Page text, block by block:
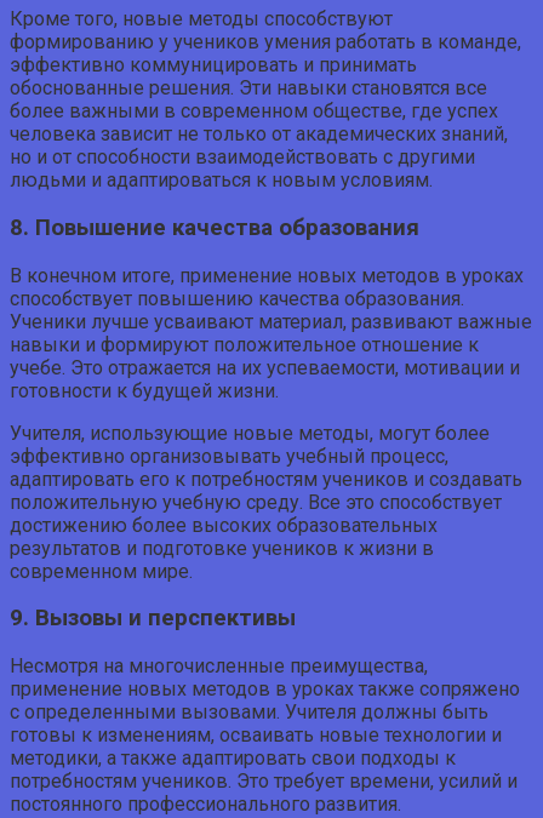
Кроме того, новые методы способствуют
формированию у учеников умения работать в команде,
эффективно коммуницировать и принимать
обоснованные решения. Эти навыки становятся все
более важными в современном обществе, где успех
человека зависит не только от академических знаний,
но и от способности взаимодействовать с другими
людьми и адаптироваться к новым условиям.
8. Повышение качества образования
В конечном итоге, применение новых методов в уроках
способствует повышению качества образования.
Ученики лучше усваивают материал, развивают важные
навыки и формируют положительное отношение к
учебе. Это отражается на их успеваемости, мотивации и
готовности к будущей жизни.
Учителя, использующие новые методы, могут более
эффективно организовывать учебный процесс,
адаптировать его к потребностям учеников и создавать
положительную учебную среду. Все это способствует
достижению более высоких образовательных
результатов и подготовке учеников к жизни в
современном мире.
9. Вызовы и перспективы
Несмотря на многочисленные преимущества,
применение новых методов в уроках также сопряжено
с определенными вызовами. Учителя должны быть
готовы к изменениям, осваивать новые технологии и
методики, а также адаптировать свои подходы к
потребностям учеников. Это требует времени, усилий и
постоянного профессионального развития.